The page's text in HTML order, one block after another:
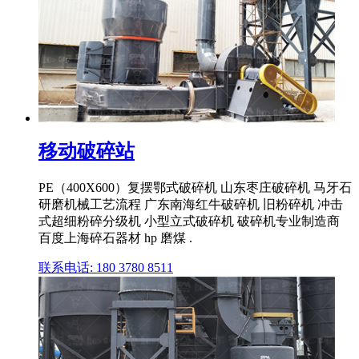
移动破碎站
PE（400X600）复摆鄂式破碎机 山东枣庄破碎机 马牙石
研磨机械工艺流程 广东南海红牛破碎机 旧粉碎机 冲击
式超细粉碎分级机 小型立式破碎机 破碎机专业制造商
百度上海碎石器材 hp 磨煤 .
联系电话: 180 3780 8511